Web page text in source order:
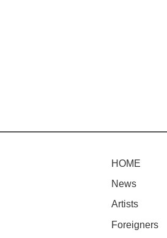
HOME
News
Artists
Foreigners